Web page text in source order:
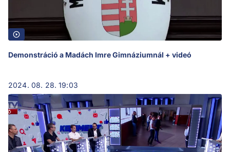
Demonstráció a Madách Imre Gimnáziumnál + videó
2024. 08. 28. 19:03